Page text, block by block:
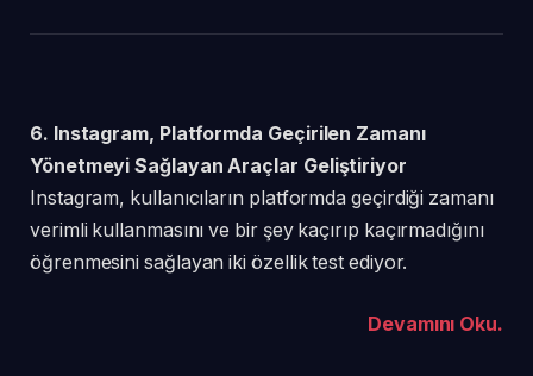
6. Instagram, Platformda Geçirilen Zamanı
Yönetmeyi Sağlayan Araçlar Geliştiriyor
Instagram, kullanıcıların platformda geçirdiği zamanı
verimli kullanmasını ve bir şey kaçırıp kaçırmadığını
öğrenmesini sağlayan iki özellik test ediyor.
Devamını Oku.